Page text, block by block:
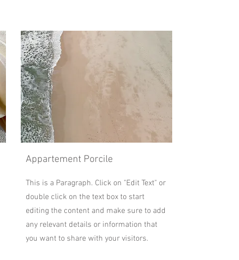
Appartement Porcile
This is a Paragraph. Click on "Edit Text" or
double click on the text box to start
editing the content and make sure to add
any relevant details or information that
you want to share with your visitors.